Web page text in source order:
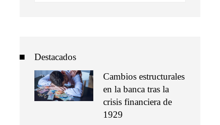
Destacados
Cambios estructurales
en la banca tras la
crisis financiera de
1929